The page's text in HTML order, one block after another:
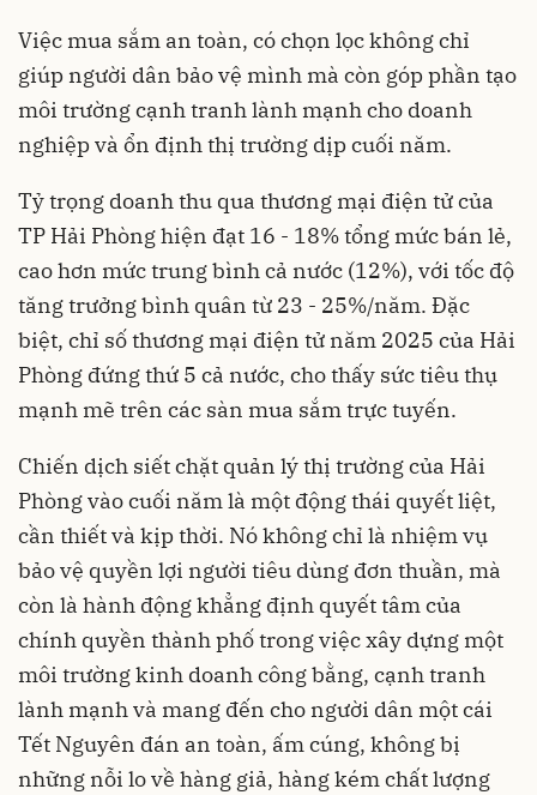
Việc mua sắm an toàn, có chọn lọc không chỉ
giúp người dân bảo vệ mình mà còn góp phần tạo
môi trường cạnh tranh lành mạnh cho doanh
nghiệp và ổn định thị trường dịp cuối năm.
Tỷ trọng doanh thu qua thương mại điện tử của
TP Hải Phòng hiện đạt 16 - 18% tổng mức bán lẻ,
cao hơn mức trung bình cả nước (12%), với tốc độ
tăng trưởng bình quân từ 23 - 25%/năm. Đặc
biệt, chỉ số thương mại điện tử năm 2025 của Hải
Phòng đứng thứ 5 cả nước, cho thấy sức tiêu thụ
mạnh mẽ trên các sàn mua sắm trực tuyến.
Chiến dịch siết chặt quản lý thị trường của Hải
Phòng vào cuối năm là một động thái quyết liệt,
cần thiết và kịp thời. Nó không chỉ là nhiệm vụ
bảo vệ quyền lợi người tiêu dùng đơn thuần, mà
còn là hành động khẳng định quyết tâm của
chính quyền thành phố trong việc xây dựng một
môi trường kinh doanh công bằng, cạnh tranh
lành mạnh và mang đến cho người dân một cái
Tết Nguyên đán an toàn, ấm cúng, không bị
những nỗi lo về hàng giả, hàng kém chất lượng